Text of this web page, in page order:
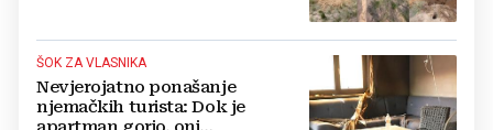
ŠOK ZA VLASNIKA
Nevjerojatno ponašanje
njemačkih turista: Dok je